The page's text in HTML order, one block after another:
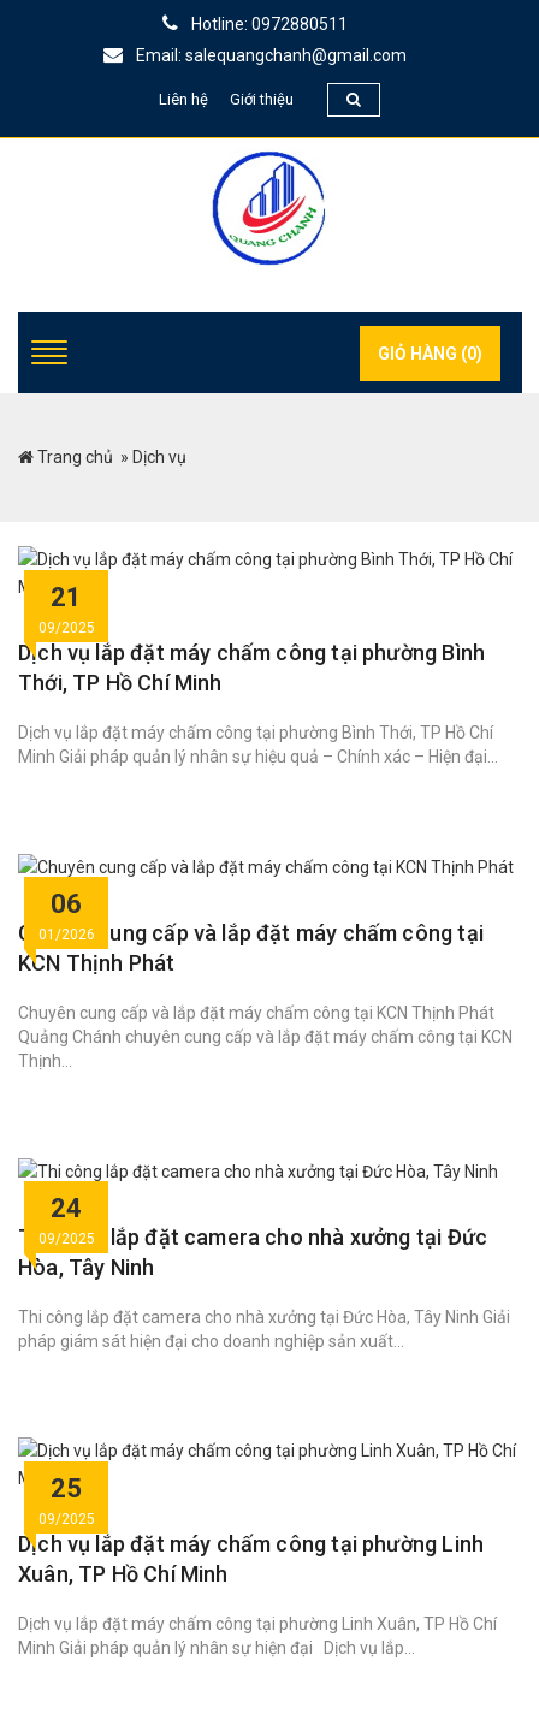
Hotline: 0972880511
Email: salequangchanh@gmail.com
Liên hệ Giới thiệu
GIỎ HÀNG (0)
Trang chủ » Dịch vụ
21
09/2025
Dịch vụ lắp đặt máy chấm công tại phường Bình
Thới, TP Hồ Chí Minh
Dịch vụ lắp đặt máy chấm công tại phường Bình Thới, TP Hồ Chí
Minh Giải pháp quản lý nhân sự hiệu quả – Chính xác – Hiện đại...
06
01/2026
Chuyên cung cấp và lắp đặt máy chấm công tại
KCN Thịnh Phát
Chuyên cung cấp và lắp đặt máy chấm công tại KCN Thịnh Phát
Quảng Chánh chuyên cung cấp và lắp đặt máy chấm công tại KCN
Thịnh...
24
09/2025
Thi công lắp đặt camera cho nhà xưởng tại Đức
Hòa, Tây Ninh
Thi công lắp đặt camera cho nhà xưởng tại Đức Hòa, Tây Ninh Giải
pháp giám sát hiện đại cho doanh nghiệp sản xuất...
25
09/2025
Dịch vụ lắp đặt máy chấm công tại phường Linh
Xuân, TP Hồ Chí Minh
Dịch vụ lắp đặt máy chấm công tại phường Linh Xuân, TP Hồ Chí
Minh Giải pháp quản lý nhân sự hiện đại Dịch vụ lắp...